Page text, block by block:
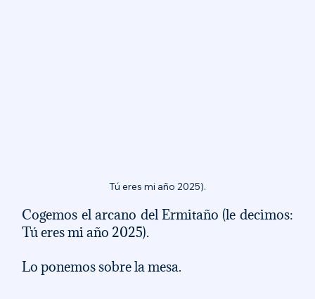
Tú eres mi año 2025).
Cogemos el arcano del Ermitaño (le decimos:
Tú eres mi año 2025).
Lo ponemos sobre la mesa.